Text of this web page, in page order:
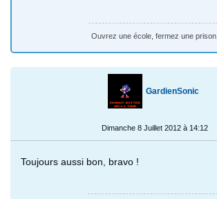
Ouvrez une école, fermez une prison.
GardienSonic
Dimanche 8 Juillet 2012 à 14:12
Toujours aussi bon, bravo !